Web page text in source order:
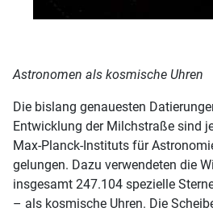
Astronomen als kosmische Uhren
Die bislang genauesten
Entwicklung der Milchstraße sind
Max-Planck-Instituts für
gelungen. Dazu verwendeten die
insgesamt 247.104 spezielle
– als kosmische Uhren. Die